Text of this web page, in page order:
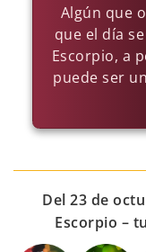
Algún que
que el día
Escorpio, a
puede ser
Del 23 de
Escorpio –